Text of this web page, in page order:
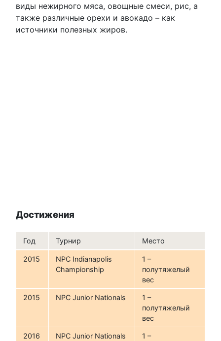
виды нежирного мяса, овощные смеси, рис, а
также различные орехи и авокадо – как
источники полезных жиров.
Достижения
Год Турнир Место
2015
NPC Indianapolis
Championship
1 –
полутяжелый
вес
2015 NPC Junior Nationals
1 –
полутяжелый
вес
2016 NPC Junior Nationals
1 –